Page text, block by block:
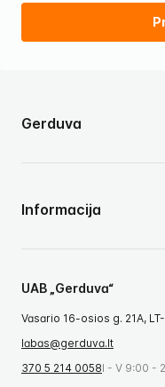
UAB „Gerduva“
Vasario 16-osios g. 21A,
labas@gerduva.lt
370 5 214 0058I - V 9:00 -
Gerduva
Informacija